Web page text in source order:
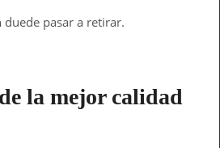
duede pasar a retirar.
la mejor calidad